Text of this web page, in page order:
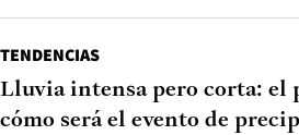
TENDENCIAS
Lluvia intensa pero corta: el
cómo será el evento de